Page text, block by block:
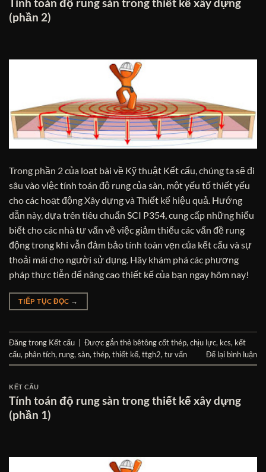
(phần 2)
Trong phần 2 của loạt bài về Kỹ thuật Kết cấu, chúng ta sẽ đi
sâu vào việc tính toán độ rung của sàn, một yếu tố thiết yếu
cho các hoạt động Xây dựng và Thiết kế hiệu quả. Hướng
dẫn này, dựa trên tiêu chuẩn SCI P354, cung cấp những hiểu
biết cho các nhà tư vấn về việc giảm thiểu các vấn đề rung
động trong khi vẫn đảm bảo tính toàn vẹn của kết cấu và sự
thoải mái cho người sử dụng. Hãy khám phá các phương
pháp thực tiễn để nâng cao thiết kế của bạn ngay hôm nay!
TIẾP TỤC ĐỌC →
Đăng trong Kết cấu | Được gắn thẻ bêtông cốt thép, chịu lực, kcs, kết
cấu, phân tích, rung, sàn, thép, thiết kế, ttgh2, tư vấn Để lại bình luận
KẾT CẤU
Tính toán độ rung sàn trong thiết kế xây dựng
(phần 1)